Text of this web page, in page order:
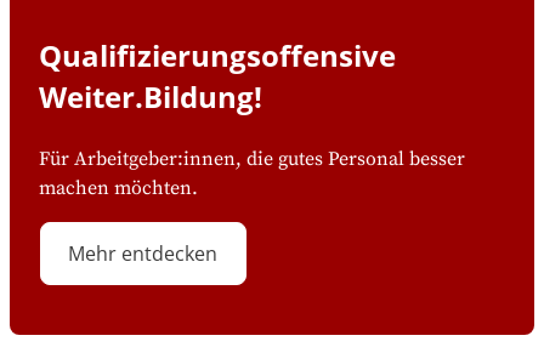
Qualifizierungsoffensive
Weiter.Bildung!
Für Arbeitgeber:innen, die gutes Personal besser
machen möchten.
Mehr entdecken